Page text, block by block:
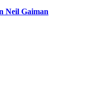
Neil Gaiman